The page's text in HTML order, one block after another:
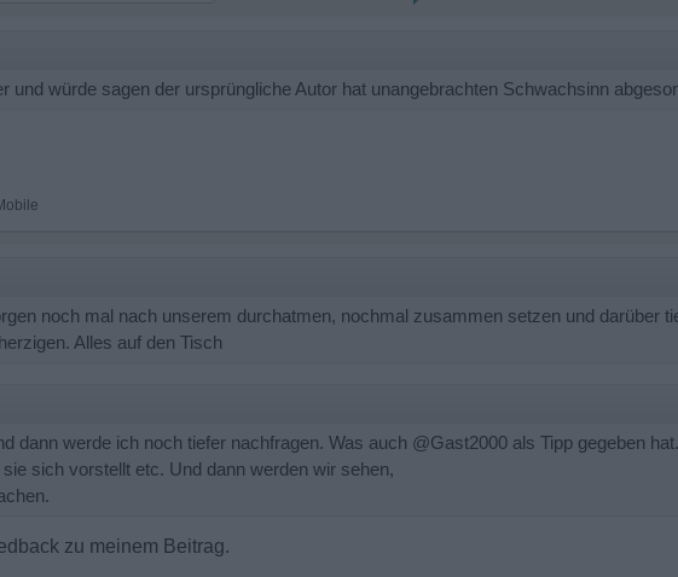
und würde sagen der ursprüngliche Autor hat unangebrachten Schwachsinn
noch mal nach unserem durchatmen, nochmal zusammen setzen und darüber
Alles auf den Tisch
dann werde ich noch tiefer nachfragen. Was auch @Gast2000 als Tipp gegeben
sich vorstellt etc. Und dann werden wir sehen,
zu meinem Beitrag.